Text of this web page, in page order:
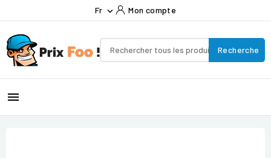
Fr  Mon compte
Recherche
